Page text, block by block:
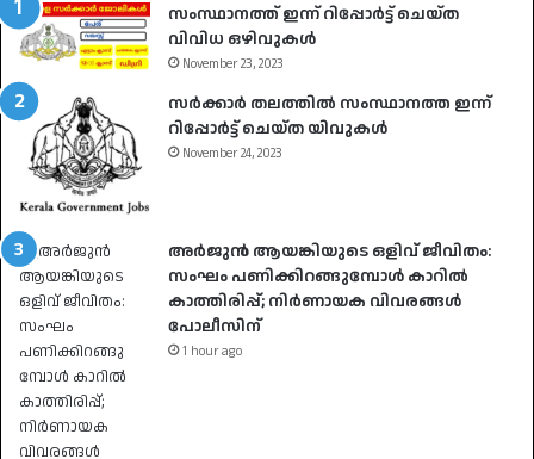
സംസ്ഥാനത്ത് ഇന്ന് റിപ്പോർട്ട് ചെയ്ത
വിവിധ ഒഴിവുകൾ
November 23, 2023
സർക്കാർ തലത്തിൽ സംസ്ഥാനത്ത ഇന്ന്
റിപ്പോർട്ട് ചെയ്ത യിവുകൾ
November 24, 2023
അർജുൻ ആയങ്കിയുടെ ഒളിവ് ജീവിതം:
സംഘം പണിക്കിറങ്ങുമ്പോൾ കാറിൽ
കാത്തിരിപ്പ്; നിർണായക വിവരങ്ങൾ
പോലീസിന്
1 hour ago